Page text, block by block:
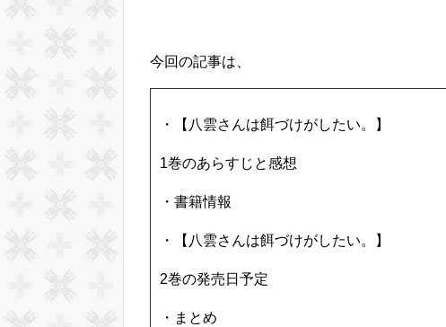
今回の記事は、
・【八雲さんは餌づけがしたい。】
1巻のあらすじと感想
・書籍情報
・【八雲さんは餌づけがしたい。】
2巻の発売日予定
・まとめ